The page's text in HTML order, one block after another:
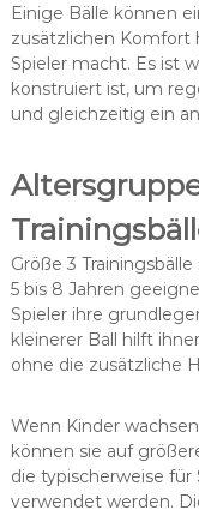
Einige Bälle können
zusätzlichen Komfort
Spieler macht. Es ist
konstruiert ist, um
und gleichzeitig ein
Größe 3
5 bis 8 Jahren
Spieler ihre
kleinerer Ball hilft
ohne die zusätzliche
Wenn Kinder
können sie auf
die typischerweise für
verwendet werden.